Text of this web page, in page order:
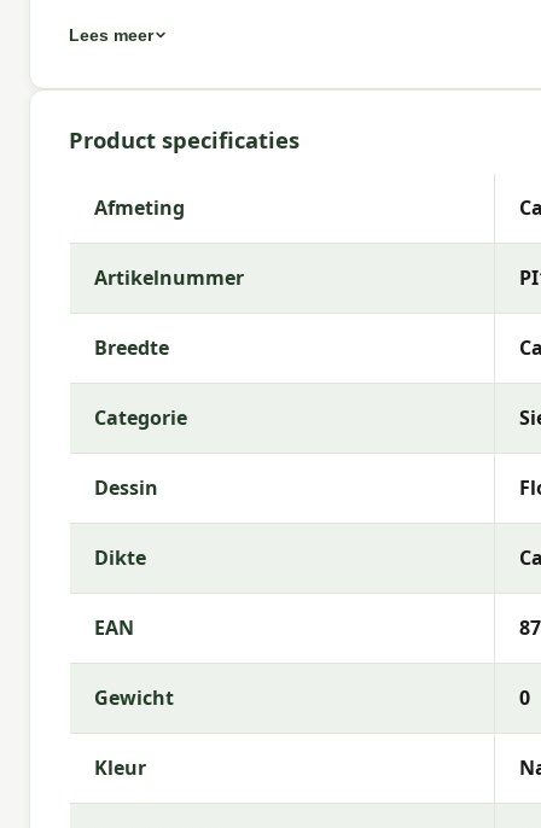
Kleur:natural
Afmeting:Ca. 30x50 cm
Stof:50% Cotton 45% Polyester 5% Other fibers
Rits:Ja (hoes afneembaar)
Kleurechtheid:6 of 8
Garantie:2 jaar
Gebruiksinstructies
zeepwater. Laat het kussen volledig drogen
Meer informatie of advies nodig?
Heb je vragen over de Madison sierkussen
van Madison? Neem gerust contact met ons op
helpt je graag bij de keuze die het beste past bij
Waarom Madison?
Lees meer
Product specificaties
Afmeting
Artikelnummer
Breedte
Categorie
Dessin
Dikte
EAN
Gewicht 0
Kleur